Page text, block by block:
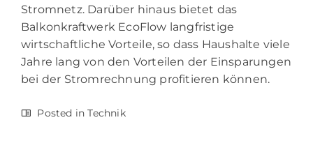
Stromnetz. Darüber hinaus bietet das
Balkonkraftwerk EcoFlow langfristige
wirtschaftliche Vorteile, so dass Haushalte viele
Jahre lang von den Vorteilen der Einsparungen
bei der Stromrechnung profitieren können.
Posted inTechnik